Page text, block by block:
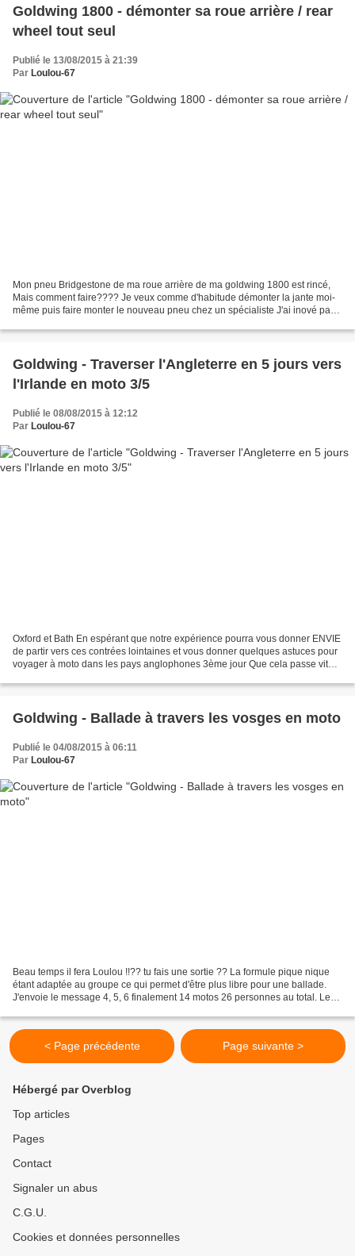
Goldwing 1800 - démonter sa roue arrière / rear
wheel tout seul
Publié le 13/08/2015 à 21:39
Par Loulou-67
Mon pneu Bridgestone de ma roue arrière de ma goldwing 1800 est rincé,
Mais comment faire???? Je veux comme d'habitude démonter la jante moi-
même puis faire monter le nouveau pneu chez un spécialiste J'ai inové par
Goldwing - Traverser l'Angleterre en 5 jours vers
l'Irlande en moto 3/5
Publié le 08/08/2015 à 12:12
Par Loulou-67
Oxford et Bath En espérant que notre expérience pourra vous donner ENVIE
de partir vers ces contrées lointaines et vous donner quelques astuces pour
voyager à moto dans les pays anglophones 3ème jour Que cela passe vite
Goldwing - Ballade à travers les vosges en moto
Publié le 04/08/2015 à 06:11
Par Loulou-67
Beau temps il fera Loulou !!?? tu fais une sortie ?? La formule pique nique
étant adaptée au groupe ce qui permet d'être plus libre pour une ballade.
J'envoie le message 4, 5, 6 finalement 14 motos 26 personnes au total. Le
< Page précédente Page suivante >
Hébergé par Overblog
Top articles
Pages
Contact
Signaler un abus
C.G.U.
Cookies et données personnelles